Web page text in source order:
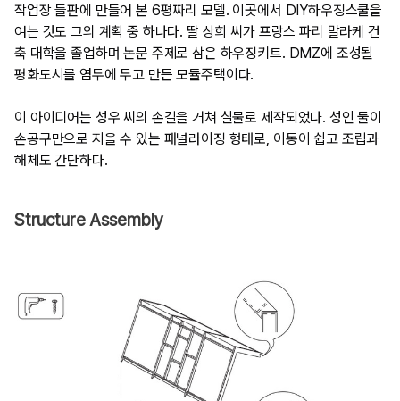
작업장 들판에 만들어 본 6평짜리 모델. 이곳에서 DIY하우징스쿨을
여는 것도 그의 계획 중 하나다. 딸 상희 씨가 프랑스 파리 말라케 건
축 대학을 졸업하며 논문 주제로 삼은 하우징키트. DMZ에 조성될
평화도시를 염두에 두고 만든 모듈주택이다.
이 아이디어는 성우 씨의 손길을 거쳐 실물로 제작되었다. 성인 둘이
손공구만으로 지을 수 있는 패널라이징 형태로, 이동이 쉽고 조립과
해체도 간단하다.
Structure Assembly